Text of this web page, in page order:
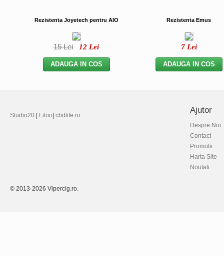
Rezistenta Joyetech pentru AIO
15 Lei 12 Lei
Rezistenta Emus
7 Lei
Studio20 Liloo cbdlife.ro
Ajutor
Despre Noi
Contact
Promotii
Harta Site
Noutati
© 2013-2026 Vipercig.ro.